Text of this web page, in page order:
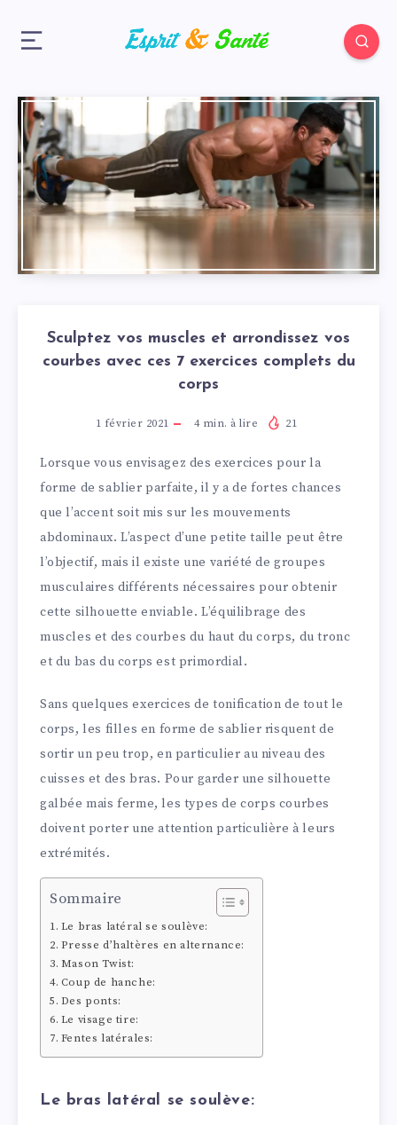
Sculptez vos muscles et arrondissez vos
courbes avec ces 7 exercices complets du
corps
1 février 2021 4min. à lire 21
Lorsque vous envisagez des exercices pour la
forme de sablier parfaite, il y a de fortes chances
que l’accent soit mis sur les mouvements
abdominaux. L’aspect d’une petite taille peut être
l’objectif, mais il existe une variété de groupes
musculaires différents nécessaires pour obtenir
cette silhouette enviable. L’équilibrage des
muscles et des courbes du haut du corps, du tronc
et du bas du corps est primordial.
Sans quelques exercices de tonification de tout le
corps, les filles en forme de sablier risquent de
sortir un peu trop, en particulier au niveau des
cuisses et des bras. Pour garder une silhouette
galbée mais ferme, les types de corps courbes
doivent porter une attention particulière à leurs
extrémités.
Sommaire
Le bras latéral se soulève:
Presse d’haltères en alternance:
Mason Twist:
Coup de hanche:
Des ponts:
Le visage tire:
Fentes latérales:
Le bras latéral se soulève: